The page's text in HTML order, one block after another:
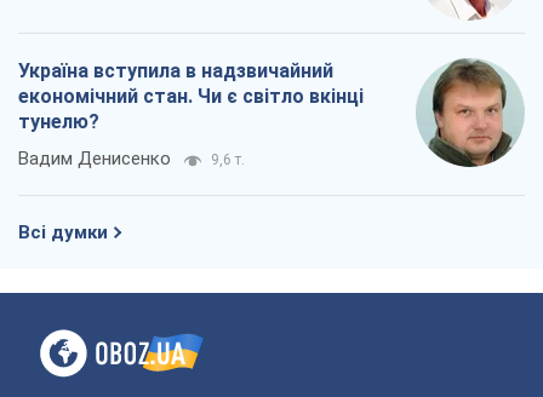
Україна вступила в надзвичайний
економічний стан. Чи є світло вкінці
тунелю?
Вадим Денисенко 9,6 т.
Всі думки